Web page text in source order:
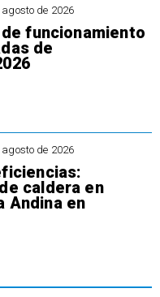
agosto de 2026
funcionamiento
de
agosto de 2026
caldera en
Andina en